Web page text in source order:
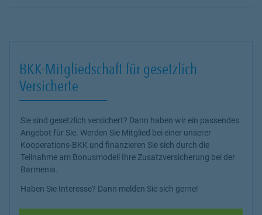
BKK-Mitgliedschaft für gesetzlich
Versicherte
Sie sind gesetzlich versichert? Dann haben wir ein passendes
Angebot für Sie. Werden Sie Mitglied bei einer unserer
Kooperations-BKK und finanzieren Sie sich durch die
Teilnahme am Bonusmodell Ihre Zusatzversicherung bei der
Barmenia.
Haben Sie Interesse? Dann melden Sie sich gerne!